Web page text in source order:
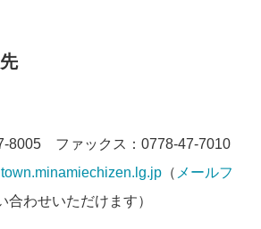
8005 ファックス：0778-47-7010
（ メールフ
合わせいただけます）